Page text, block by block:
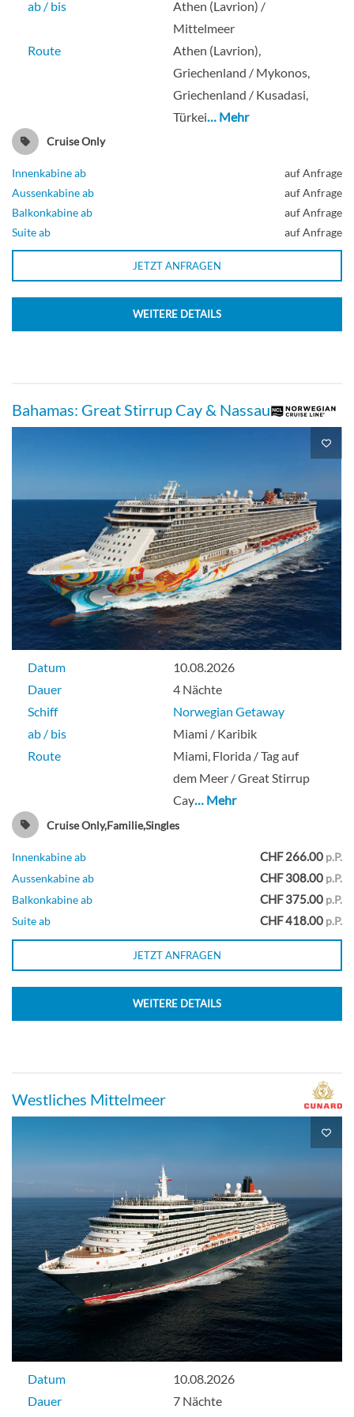
ab / bis
Athen (Lavrion) /
Mittelmeer
Route
Athen (Lavrion),
Griechenland / Mykonos,
Griechenland / Kusadasi,
Türkei… Mehr
Cruise Only
Innenkabine ab
auf Anfrage
Aussenkabine ab
auf Anfrage
Balkonkabine ab
auf Anfrage
Suite ab
auf Anfrage
JETZT ANFRAGEN
WEITERE DETAILS
Bahamas: Great Stirrup Cay & Nassau
Datum
10.08.2026
Dauer
4 Nächte
Schiff
Norwegian Getaway
ab / bis
Miami / Karibik
Route
Miami, Florida / Tag auf
dem Meer / Great Stirrup
Cay… Mehr
Cruise Only,Familie,Singles
Innenkabine ab CHF 266.00 p.P.
Aussenkabine ab
CHF 308.00 p.P.
Balkonkabine ab
CHF 375.00 p.P.
Suite ab
CHF 418.00 p.P.
JETZT ANFRAGEN
WEITERE DETAILS
Westliches Mittelmeer
Datum
10.08.2026
Dauer
7 Nächte